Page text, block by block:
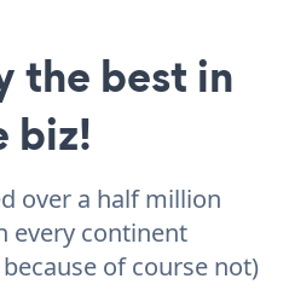
the best in
biz!
over a half million
every continent
of course not)